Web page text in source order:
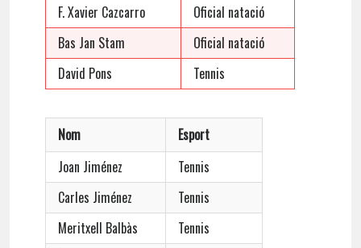
F. Xavier Cazcarro
Oficial natació
Bas Jan Stam
Oficial natació
David Pons
Tennis
Nom
Esport
Joan Jiménez
Tennis
Carles Jiménez
Tennis
Meritxell Balbàs
Tennis